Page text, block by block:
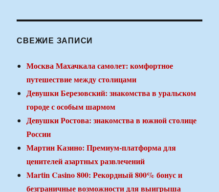
СВЕЖИЕ ЗАПИСИ
Москва Махачкала самолет: комфортное
путешествие между столицами
Девушки Березовский: знакомства в уральском
городе с особым шармом
Девушки Ростова: знакомства в южной столице
России
Мартин Казино: Премиум-платформа для
ценителей азартных развлечений
Martin Casino 800: Рекордный 800% бонус и
безграничные возможности для выигрыша